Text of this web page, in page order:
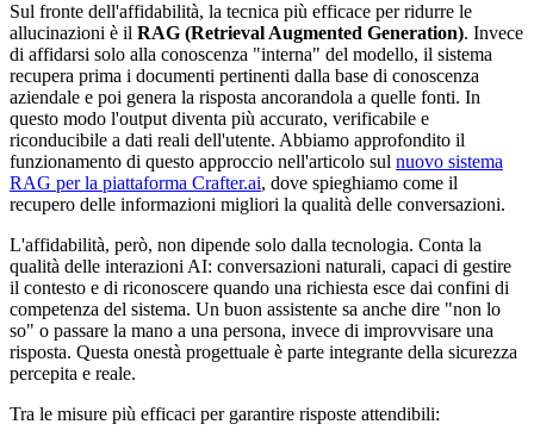
Sul fronte dell'affidabilità, la tecnica più efficace per ridurre le
allucinazioni è il RAG (Retrieval Augmented Generation). Invece
di affidarsi solo alla conoscenza "interna" del modello, il sistema
recupera prima i documenti pertinenti dalla base di conoscenza
aziendale e poi genera la risposta ancorandola a quelle fonti. In
questo modo l'output diventa più accurato, verificabile e
riconducibile a dati reali dell'utente. Abbiamo approfondito il
funzionamento di questo approccio nell'articolo sul nuovo sistema
RAG per la piattaforma Crafter.ai, dove spieghiamo come il
recupero delle informazioni migliori la qualità delle conversazioni.
L'affidabilità, però, non dipende solo dalla tecnologia. Conta la
qualità delle interazioni AI: conversazioni naturali, capaci di gestire
il contesto e di riconoscere quando una richiesta esce dai confini di
competenza del sistema. Un buon assistente sa anche dire "non lo
so" o passare la mano a una persona, invece di improvvisare una
risposta. Questa onestà progettuale è parte integrante della sicurezza
percepita e reale.
Tra le misure più efficaci per garantire risposte attendibili: